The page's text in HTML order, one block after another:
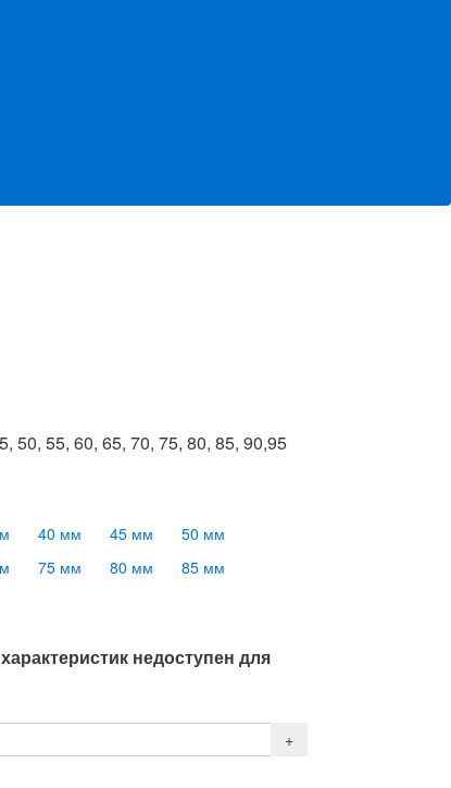
50, 55, 60, 65, 70, 75, 80, 85, 90,95
40 мм 45 мм
50 мм
75 мм 80 мм
85 мм
недоступен для